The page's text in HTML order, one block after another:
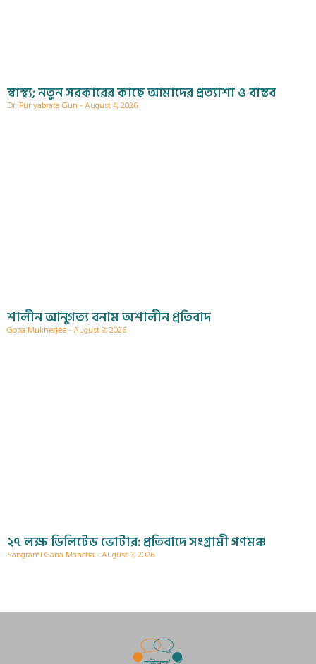
স্বাস্থ্য; নতুন সরকারের কাছে আমাদের প্রত্যাশা ও বাস্তব
Dr. Punyabrata Gun August 4, 2026
শালীন আনুগত্য বনাম অশালীন প্রতিবাদ
Gopa Mukherjee August 3, 2026
২৭ লক্ষ ডিলিটেড ভোটার: প্রতিবাদে সংগ্রামী গণমঞ্চ
Sangrami Gana Mancha August 3, 2026